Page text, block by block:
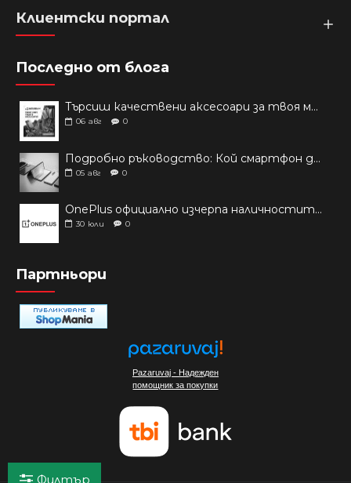
Филтър
Клиентски портал
Последно от блога
Търсиш качествени аксесоари за твоя модел? Как правилно да защитим новия си смартфон: Ръководство за аксесоари през 2026 г.
06 авг 0
Подробно ръководство: Кой смартфон да купиш през 2026 г.?
05 авг 0
OnePlus официално изчерпа наличностите си от телефони на основни пазари
30 юли 0
Партньори
Pazaruvaj - Надежден
помощник за покупки